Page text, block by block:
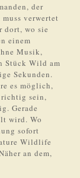
der
verwertet
dort, wo sie
einem
Musik,
Wild am
Sekunden.
es möglich,
richtig sein,
Gerade
wird. Wo
sofort
Wildlife
an dem,